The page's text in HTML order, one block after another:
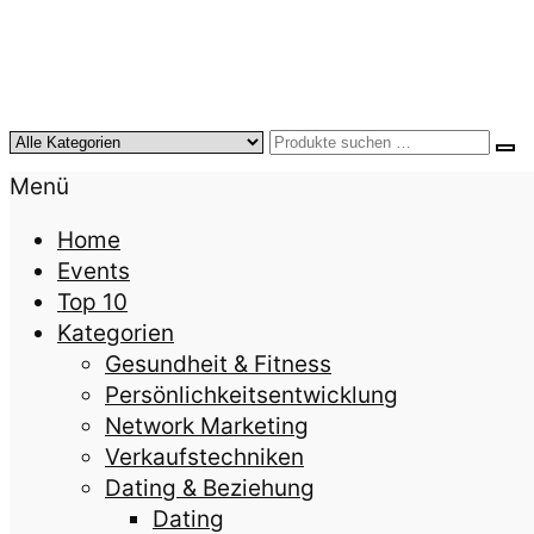
KursTipps.de
Weil Weiterbildung die beste Investition für mehr
Menü
Home
Events
Top 10
Kategorien
Gesundheit & Fitness
Persönlichkeitsentwicklung
Network Marketing
Verkaufstechniken
Dating & Beziehung
Dating